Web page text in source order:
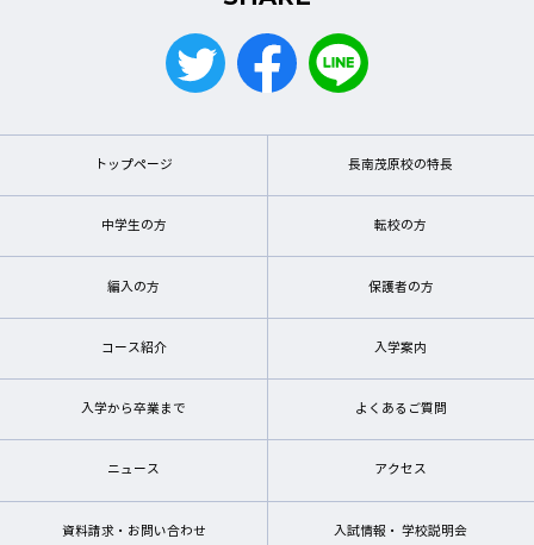
トップページ 長南茂原校の特長
中学生の方 転校の方
編入の方 保護者の方
コース紹介 入学案内
入学から卒業まで よくあるご質問
ニュース アクセス
資料請求・お問い合わせ 入試情報・ 学校説明会